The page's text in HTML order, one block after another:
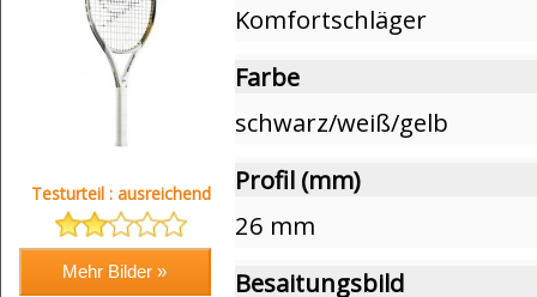
Testurteil : ausreichend
Komfortschläger
Farbe
schwarz/weiß/gelb
Profil (mm)
26 mm
Besaitungsbild